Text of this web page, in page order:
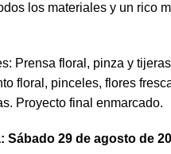
los materiales y un rico
Prensa floral, pinza y
floral, pinceles, flores
Proyecto final enmarcado.
Sábado 29 de agosto de